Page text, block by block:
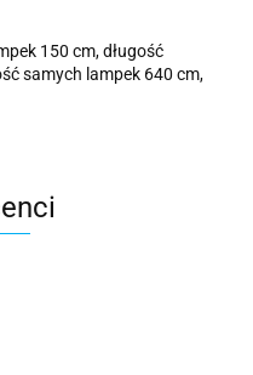
150 cm, długość
samych lampek 640 cm,